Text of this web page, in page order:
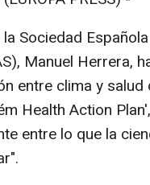
Sociedad
Manuel Herrera,
entre clima y
Health Action
entre lo que la